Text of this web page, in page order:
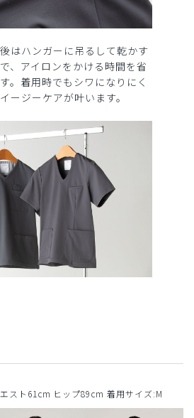
はハンガーに吊るして乾かす
、アイロンをかける時間を省
。着用時でもシワになりにく
ージーケアが叶います。
スト61cm ヒップ89cm 着用サイズ:M